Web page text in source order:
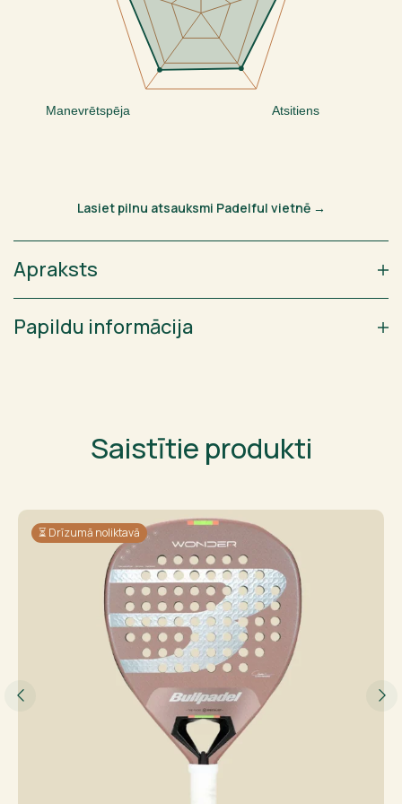
Atsitiens
Manevrētspēja
Lasiet pilnu atsauksmi Padelful vietnē →
Apraksts
Papildu informācija
Saistītie produkti
⏳ Drīzumā noliktavā